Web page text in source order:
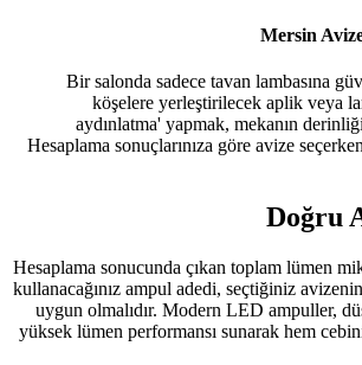
Mersin
"Bir salonda sadece tavan lambasına
köşelere yerleştirilecek aplik veya
aydınlatma' yapmak, mekanın
Hesaplama sonuçlarınıza göre avize
Doğru
Hesaplama sonucunda çıkan toplam lümen
kullanacağınız ampul adedi, seçtiğiniz avizenin
uygun olmalıdır. Modern LED ampuller,
yüksek lümen performansı sunarak hem